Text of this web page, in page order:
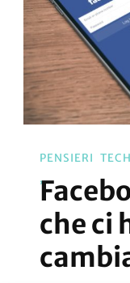
PENSIERI TECH
che ci